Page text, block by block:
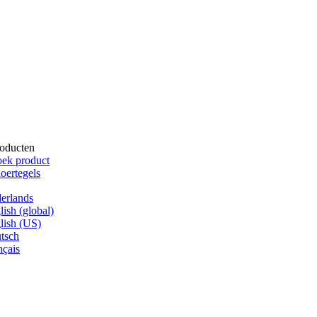
(global)
(US)
product